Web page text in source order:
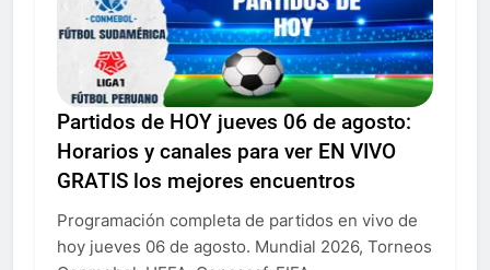
Partidos de HOY jueves 06 de agosto:
Horarios y canales para ver EN VIVO
GRATIS los mejores encuentros
Programación completa de partidos en vivo de
hoy jueves 06 de agosto. Mundial 2026, Torneos